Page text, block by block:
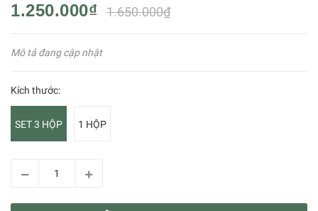
1.250.000₫ 1.650.000₫
Mô tả đang cập nhật
Kích thước:
SET 3 HỘP 1 HỘP